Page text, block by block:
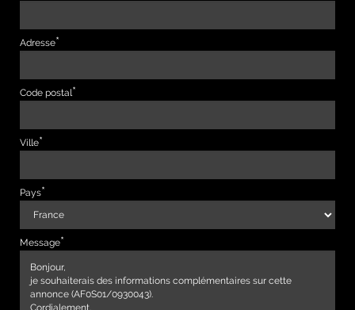
Adresse
Code postal
Ville
Pays
Message